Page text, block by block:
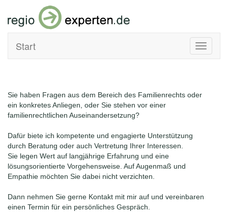
Toggle
Start
Sie haben Fragen aus dem Bereich des Familienrechts oder
ein konkretes Anliegen, oder Sie stehen vor einer
familienrechtlichen Auseinandersetzung?
Dafür biete ich kompetente und engagierte Unterstützung
durch Beratung oder auch Vertretung Ihrer Interessen.
Sie legen Wert auf langjährige Erfahrung und eine
lösungsorientierte Vorgehensweise. Auf Augenmaß und
Empathie möchten Sie dabei nicht verzichten.
Dann nehmen Sie gerne Kontakt mit mir auf und vereinbaren
einen Termin für ein persönliches Gespräch.